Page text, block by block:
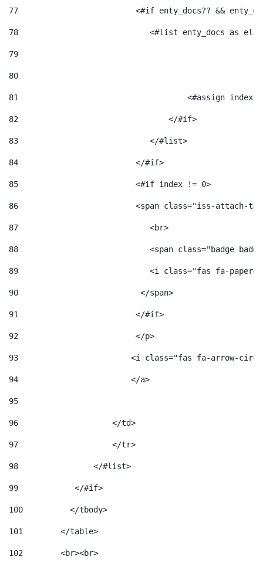
77
<#if enty_docs?? &&
78
<#list enty_docs as el
79
80
81
<#assign index
82
                                </#if>
83
                            </#list>
84
                         </#if>
85
                         <#if index != 0>
86
<span class="iss-attach-
87
                            <br>
88
<span class="badge
89
<i class="fas fa-
90
</
91
</
92
                         </p>
93
<i class="fas fa-arrow-
94
                        </a>
95
96
                    </td>
97
                    </tr>
98
                </#list>
99
            </#if>
100
          </tbody>
101
        </table>
102
        <br><br>